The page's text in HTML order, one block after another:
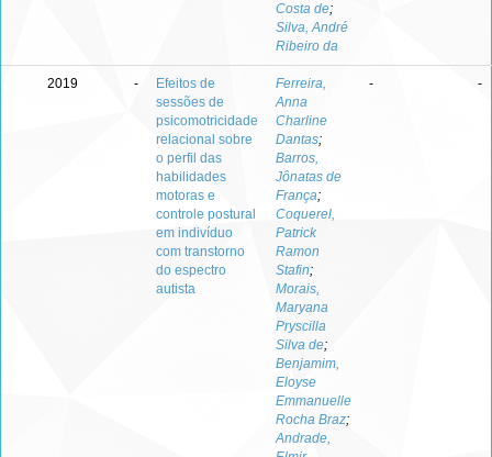
Costa de;
Silva, André
Ribeiro da
2019 -
Efeitos de
sessões de
psicomotricidade
relacional sobre
o perfil das
habilidades
motoras e
controle postural
em indivíduo
com transtorno
do espectro
autista
Ferreira,
Anna
Charline
Dantas;
Barros,
Jônatas de
França;
Coquerel,
Patrick
Ramon
Stafin;
Morais,
Maryana
Pryscilla
Silva de;
Benjamim,
Eloyse
Emmanuelle
Rocha Braz;
Andrade,
- -